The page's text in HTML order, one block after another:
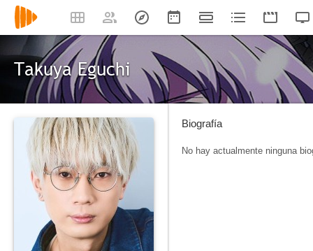
Takuya Eguchi
Biografía
No hay actualmente ninguna